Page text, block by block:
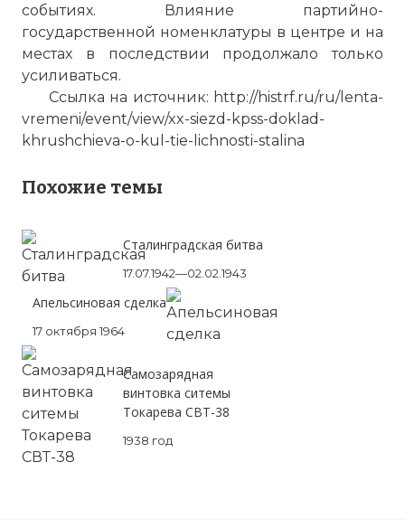
событиях. Влияние партийно-
государственной номенклатуры в центре и на
местах в последствии продолжало только
усиливаться.
Ссылка на источник: http://histrf.ru/ru/lenta-
vremeni/event/view/xx-siezd-kpss-doklad-
khrushchieva-o-kul-tie-lichnosti-stalina
Похожие темы
Сталинградская битва
17.07.1942—02.02.1943
Апельсиновая сделка
17 октября 1964
Самозарядная
винтовка ситемы
Токарева СВТ-38
1938 год